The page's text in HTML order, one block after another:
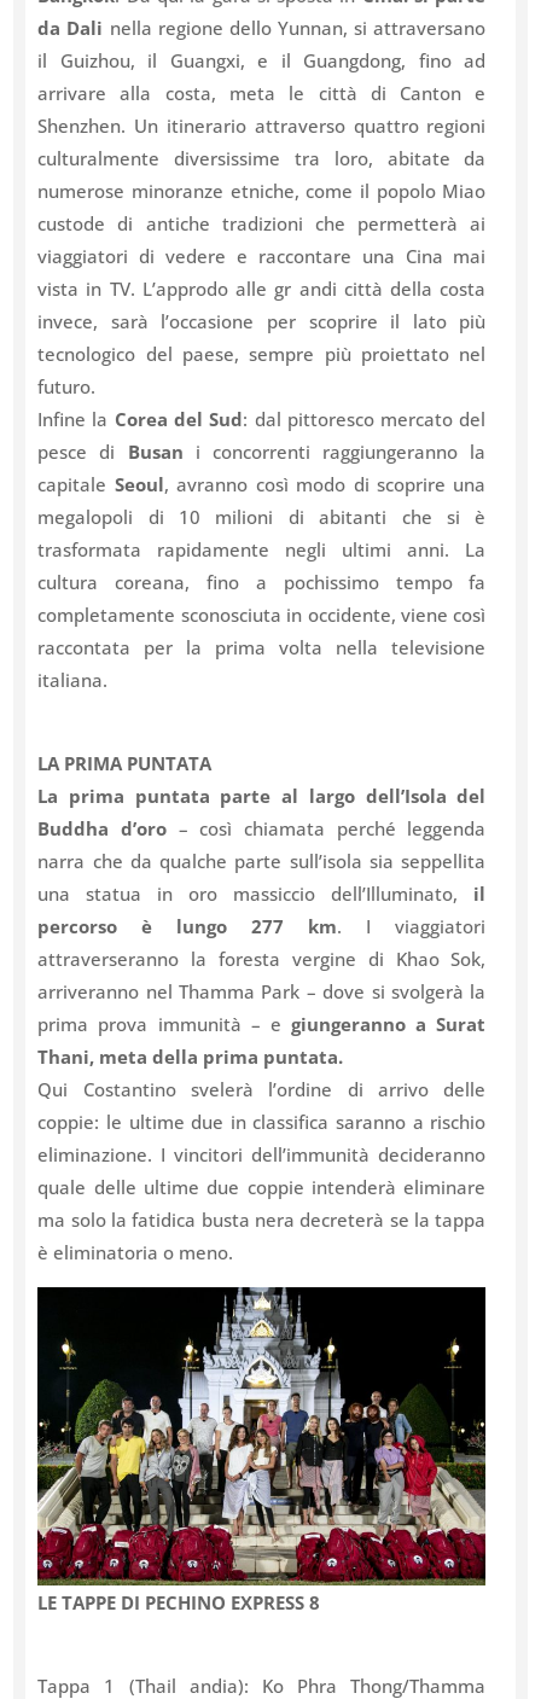
da Dali nella regione dello Yunnan, si attraversano
il Guizhou, il Guangxi, e il Guangdong, fino ad
arrivare alla costa, meta le città di Canton e
Shenzhen. Un itinerario attraverso quattro regioni
culturalmente diversissime tra loro, abitate da
numerose minoranze etniche, come il popolo Miao
custode di antiche tradizioni che permetterà ai
viaggiatori di vedere e raccontare una Cina mai
vista in TV. L’approdo alle gr andi città della costa
invece, sarà l’occasione per scoprire il lato più
tecnologico del paese, sempre più proiettato nel
futuro.
Infine la Corea del Sud: dal pittoresco mercato del
pesce di Busan i concorrenti raggiungeranno la
capitale Seoul, avranno così modo di scoprire una
megalopoli di 10 milioni di abitanti che si è
trasformata rapidamente negli ultimi anni. La
cultura coreana, fino a pochissimo tempo fa
completamente sconosciuta in occidente, viene così
raccontata per la prima volta nella televisione
italiana.
LA PRIMA PUNTATA
La prima puntata parte al largo dell’Isola del
Buddha d’oro– così chiamata perché leggenda
narra che da qualche parte sull’isola sia seppellita
una statua in oro massiccio dell’Illuminato, il
percorso è lungo 277 km. I viaggiatori
attraverseranno la foresta vergine di Khao Sok,
arriveranno nel Thamma Park – dove si svolgerà la
prima prova immunità – egiungeranno a Surat
Thani, meta della prima puntata.
Qui Costantino svelerà l’ordine di arrivo delle
coppie: le ultime due in classifica saranno a rischio
eliminazione. I vincitori dell’immunità decideranno
quale delle ultime due coppie intenderà eliminare
ma solo la fatidica busta nera decreterà se la tappa
è eliminatoria o meno.
LE TAPPE DI PECHINO EXPRESS 8
Tappa 1 (Thail andia): Ko Phra Thong/Thamma